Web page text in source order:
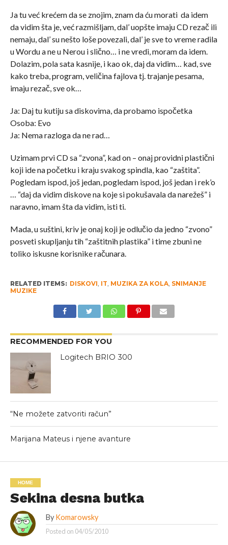
Ja tu već krećem da se znojim, znam da ću morati da idem
da vidim šta je, već razmišljam, dal’ uopšte imaju CD rezač ili
nemaju, dal’ su nešto loše povezali, dal’ je sve to vreme radila
u Wordu a ne u Nerou i slično… i ne vredi, moram da idem.
Dolazim, pola sata kasnije, i kao ok, daj da vidim… kad, sve
kako treba, program, veličina fajlova tj. trajanje pesama,
imaju rezač, sve ok…
Ja: Daj tu kutiju sa diskovima, da probamo ispočetka
Osoba: Evo
Ja: Nema razloga da ne rad…
Uzimam prvi CD sa “zvona”, kad on – onaj providni plastični
koji ide na početku i kraju svakog spindla, kao “zaštita”.
Pogledam ispod, još jedan, pogledam ispod, još jedan i rek’o
… “daj da vidim diskove na koje si pokušavala da narežeš” i
naravno, imam šta da vidim, isti ti.
Mada, u suštini, kriv je onaj koji je odlučio da jedno “zvono”
posveti skupljanju tih “zaštitnih plastika” i time zbuni ne
toliko iskusne korisnike računara.
RELATED ITEMS: DISKOVI, IT, MUZIKA ZA KOLA, SNIMANJE
MUZIKE
RECOMMENDED FOR YOU
Logitech BRIO 300
“Ne možete zatvoriti račun”
Marijana Mateus i njene avanture
HOME
Sekina desna butka
By Komarowsky
Posted on 04/05/2010